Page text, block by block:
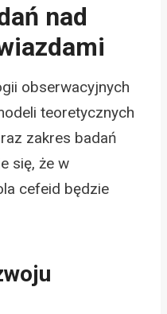
nad
obserwacyjnych
teoretycznych
zakres badań
się, że w
cefeid będzie